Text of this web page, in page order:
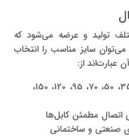
تولید و عرضه می‌شود که
می‌توان سایز مناسب را انتخاب
عبارت‌اند از:
سایزهای موجود: 16، 25، 35، 50، 70، 95، 120، 150،
اتصال مطمئن کابل‌ها
صنعتی و ساختمانی